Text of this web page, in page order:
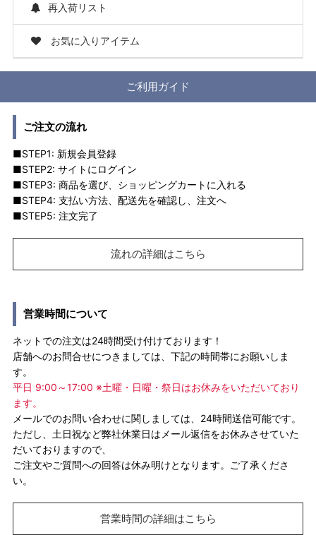
再入荷リスト
お気に入りアイテム
ご利用ガイド
ご注文の流れ
■STEP1: 新規会員登録
■STEP2: サイトにログイン
■STEP3: 商品を選び、ショッピングカートに入れる
■STEP4: 支払い方法、配送先を確認し、注文へ
■STEP5: 注文完了
流れの詳細はこちら
営業時間について
ネットでの注文は24時間受け付けております！
店舗へのお問合せにつきましては、下記の時間帯にお願いしま
す。
平日 9:00～17:00 ※土曜・日曜・祭日はお休みをいただいており
ます。
メールでのお問い合わせに関しましては、24時間送信可能です。
ただし、土日祝など弊社休業日はメール返信をお休みさせていた
だいておりますので、
ご注文やご質問への回答は休み明けとなります。ご了承くださ
い。
営業時間の詳細はこちら